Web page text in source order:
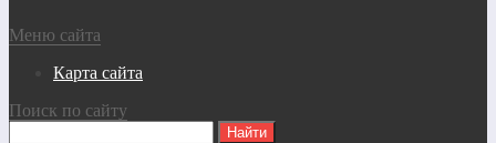
Меню сайта
Карта сайта
Поиск по сайту